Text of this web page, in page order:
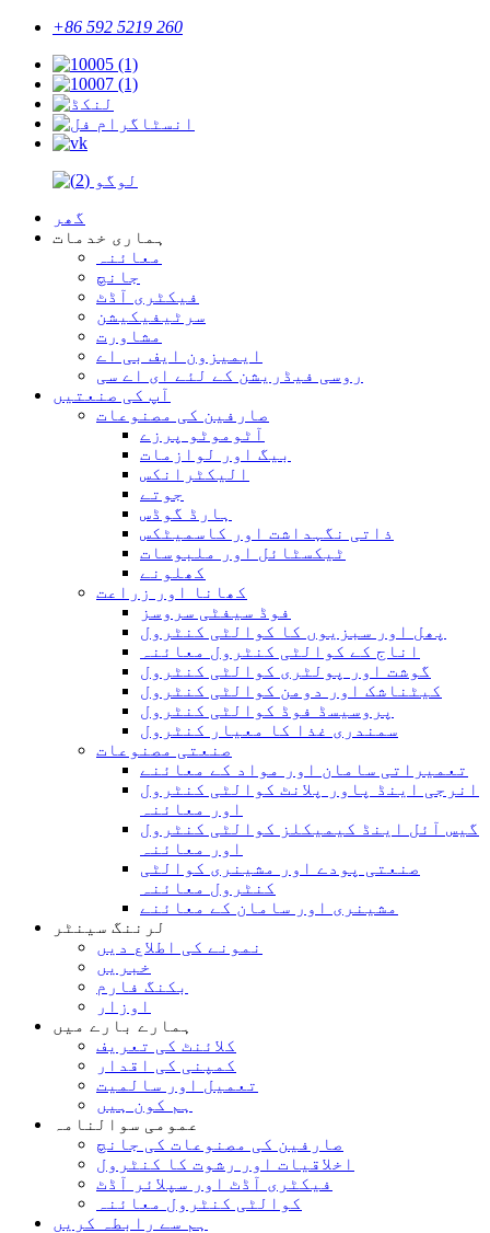
+86 592 5219 260
گھر
ہماری خدمات
معائنہ
جانچ
فیکٹری آڈٹ
سرٹیفیکیشن
مشاورت
ایمیزون ایف بی اے
روسی فیڈریشن کے لئے ای اے سی
آپ کی صنعتیں
صارفین کی مصنوعات
آٹوموٹو پرزے
بیگ اور لوازمات
الیکٹرانکس
جوتے
ہارڈ گوڈس
ذاتی نگہداشت اور کاسمیٹکس
ٹیکسٹائل اور ملبوسات
کھلونے
کھانا اور زراعت
فوڈ سیفٹی سروسز
پھل اور سبزیوں کا کوالٹی کنٹرول
اناج کے کوالٹی کنٹرول معائنہ
گوشت اور پولٹری کوالٹی کنٹرول
کیٹناشک اور دومن کوالٹی کنٹرول
پروسیسڈ فوڈ کوالٹی کنٹرول
سمندری غذا کا معیار کنٹرول
صنعتی مصنوعات
تعمیراتی سامان اور مواد کے معائنے
انرجی اینڈ پاور پلانٹ کوالٹی کنٹرول
اور معائنہ
گیس آئل اینڈ کیمیکلز کوالٹی کنٹرول
اور معائنہ
صنعتی پودے اور مشینری کوالٹی
کنٹرول معائنہ
مشینری اور سامان کے معائنے
لرننگ سینٹر
نمونے کی اطلاع دیں
خبریں
بکنگ فارم
اوزار
ہمارے بارے میں
کلائنٹ کی تعریف
کمپنی کی اقدار
تعمیل اور سالمیت
ہم کون ہیں
عمومی سوالنامہ
صارفین کی مصنوعات کی جانچ
اخلاقیات اور رشوت کا کنٹرول
فیکٹری آڈٹ اور سپلائر آڈٹ
کوالٹی کنٹرول معائنہ
ہم سے رابطہ کریں